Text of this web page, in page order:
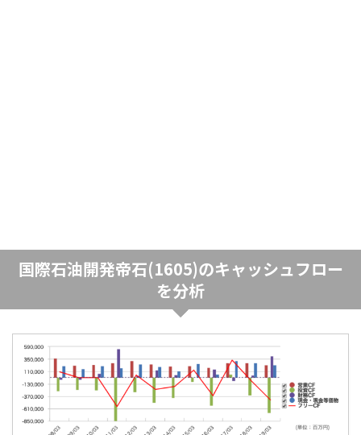
国際石油開発帝石(1605)のキャッシュフロー
を分析